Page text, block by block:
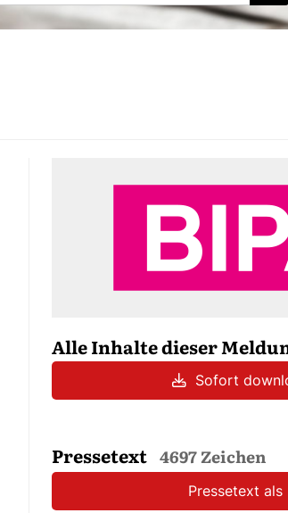
Alle Inhalte dieser
Sofort
Pressetext 4697 Zeichen
Pressetext als